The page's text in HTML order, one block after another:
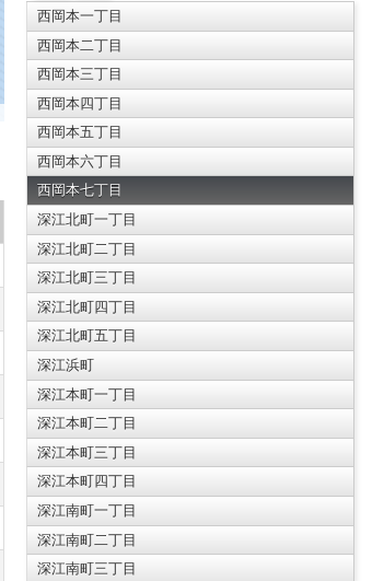
西岡本一丁目
西岡本二丁目
西岡本三丁目
西岡本四丁目
西岡本五丁目
西岡本六丁目
西岡本七丁目
深江北町一丁目
深江北町二丁目
深江北町三丁目
深江北町四丁目
深江北町五丁目
深江浜町
深江本町一丁目
深江本町二丁目
深江本町三丁目
深江本町四丁目
深江南町一丁目
深江南町二丁目
深江南町三丁目